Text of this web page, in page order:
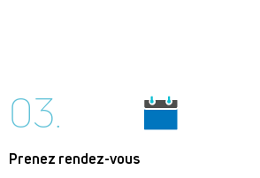
03.
Prenez rendez-vous